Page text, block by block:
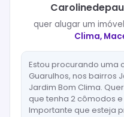
quer alugarum
Clima,
Estou procurando uma
Guarulhos, nos bairros
Jardim Bom Clima.
que tenha 2 cômodos
Importante que esteja